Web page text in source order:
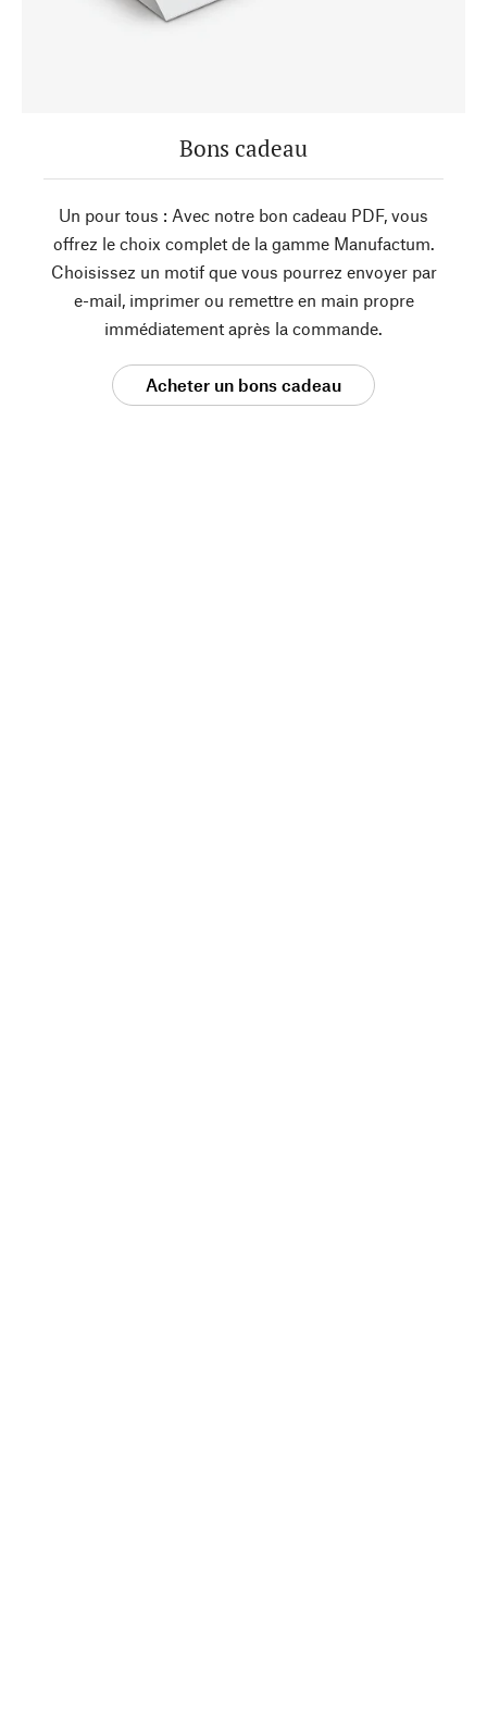
Bons cadeau
Un pour tous : Avec notre bon cadeau PDF, vous
offrez le choix complet de la gamme Manufactum.
Choisissez un motif que vous pourrez envoyer par
e-mail, imprimer ou remettre en main propre
immédiatement après la commande.
Acheter un bons cadeau